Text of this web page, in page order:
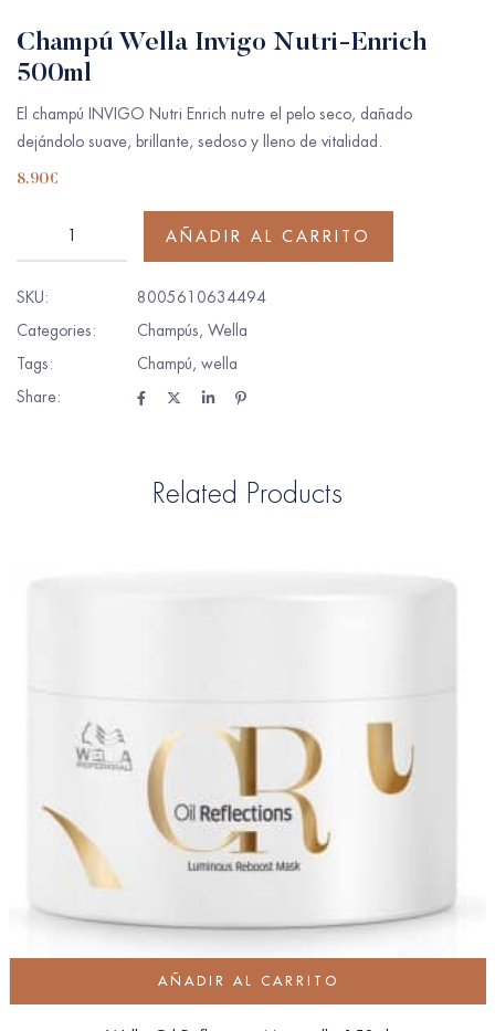
Champú Wella Invigo Nutri-Enrich
500ml
El champú INVIGO Nutri Enrich nutre el pelo seco, dañado
dejándolo suave, brillante, sedoso y lleno de vitalidad.
8.90€
AÑADIR AL CARRITO
SKU:
8005610634494
Categories:
Champús, Wella
Tags:
Champú, wella
Share:
Related Products
AÑADIR AL CARRITO